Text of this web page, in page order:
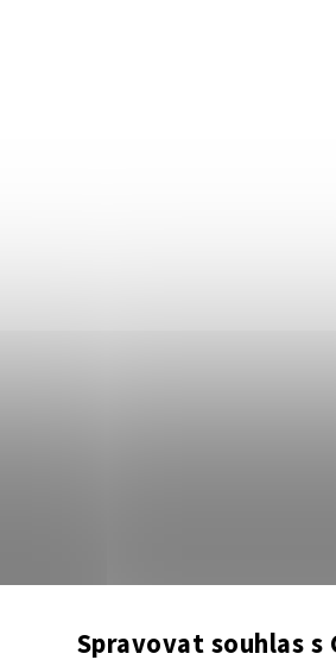
Spravovat souhlas s